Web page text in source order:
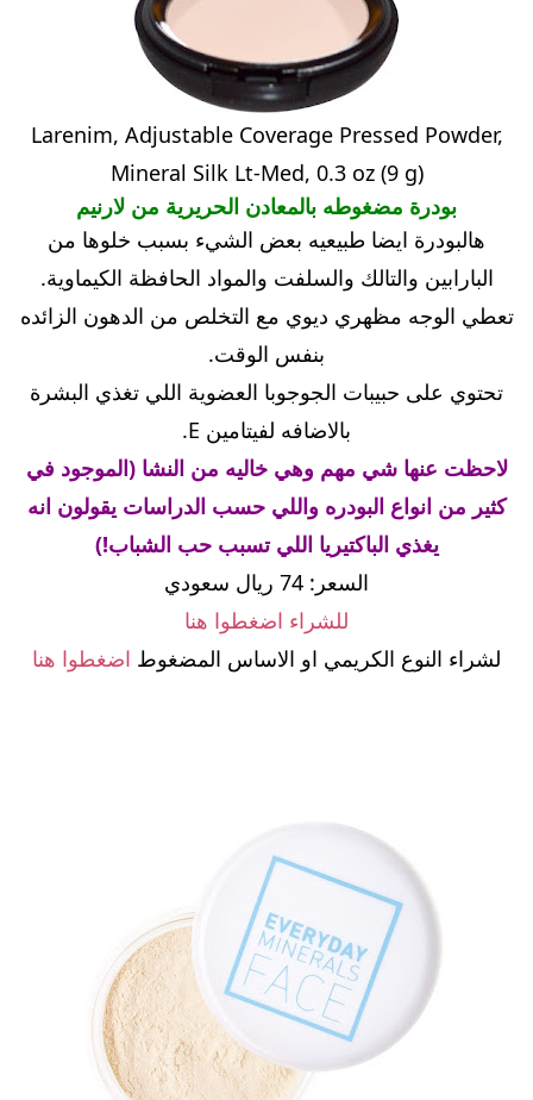
Larenim, Adjustable Coverage Pressed Powder,
Mineral Silk Lt-Med, 0.3 oz (9 g)
بودرة مضغوطه بالمعادن الحريرية من لارنيم
هالبودرة ايضا طبيعيه بعض الشيء بسبب خلوها من
البارابين والتالك والسلفت والمواد الحافظة الكيماوية.
تعطي الوجه مظهري ديوي مع التخلص من الدهون الزائده
بنفس الوقت.
تحتوي على حبيبات الجوجوبا العضوية اللي تغذي البشرة
بالاضافه لفيتامين E.
لاحظت عنها شي مهم وهي خاليه من النشا (الموجود في
كثير من انواع البودره واللي حسب الدراسات يقولون انه
يغذي الباكتيريا اللي تسبب حب الشباب!)
السعر: 74 ريال سعودي
للشراء اضغطوا هنا
لشراء النوع الكريمي او الاساس المضغوط اضغطوا هنا